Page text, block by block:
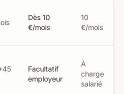
Dès 10
€/mois
10
€/mois
Facultatif
employeur
À
charge
salarié